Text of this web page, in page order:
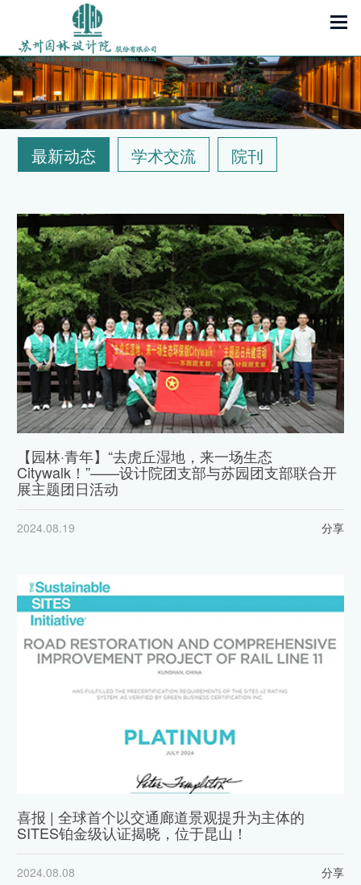
最新动态 学术交流 院刊
【园林·青年】“去虎丘湿地，来一场生态
Citywalk！”——设计院团支部与苏园团支部联合开
展主题团日活动
2024.08.19 分享
喜报 | 全球首个以交通廊道景观提升为主体的
SITES铂金级认证揭晓，位于昆山！
2024.08.08 分享